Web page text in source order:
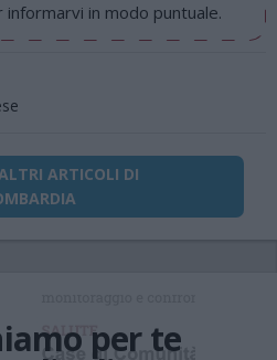
in modo puntuale.
ARTICOLI DI
per te